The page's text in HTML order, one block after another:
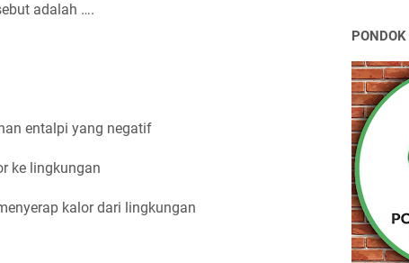
adalah ….
entalpi yang negatif
ke lingkungan
kalor dari lingkungan